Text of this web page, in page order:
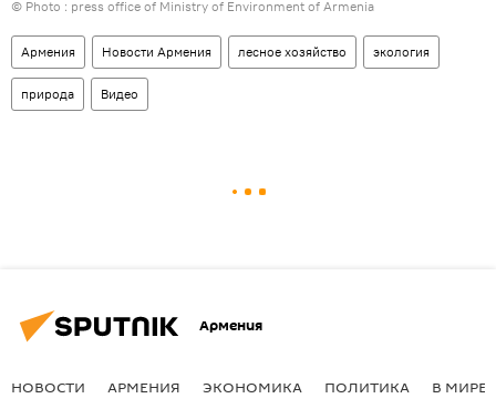
© Photo : press office of Ministry of Environment of Armenia
Армения Новости Армения лесное хозяйство экология
природа Видео
Армения
НОВОСТИ АРМЕНИЯ ЭКОНОМИКА ПОЛИТИКА В МИРЕ